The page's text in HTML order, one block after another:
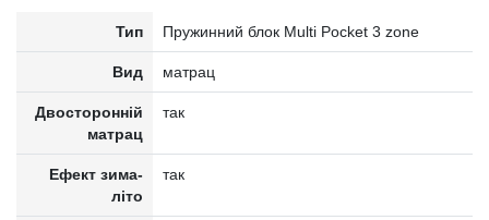
Тип Пружинний блок Multi Pocket 3 zone
Вид матрац
Двосторонній
матрац
так
Ефект зима-
літо
так